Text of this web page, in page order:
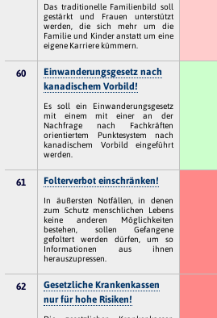
Das traditionelle Familienbild soll
gestärkt und Frauen unterstützt
werden, die sich mehr um die
Familie und Kinder anstatt um eine
eigene Karriere kümmern.
60
Einwanderungsgesetz nach
kanadischem Vorbild!
Es soll ein Einwanderungsgesetz
mit einem mit einer an der
Nachfrage nach Fachkräften
orientiertem Punktesystem nach
kanadischem Vorbild eingeführt
werden.
61 Folterverbot einschränken!
In äußersten Notfällen, in denen
zum Schutz menschlichen Lebens
keine anderen Möglichkeiten
bestehen, sollen Gefangene
gefoltert werden dürfen, um so
Informationen aus ihnen
herauszupressen.
62
Gesetzliche Krankenkassen
nur für hohe Risiken!